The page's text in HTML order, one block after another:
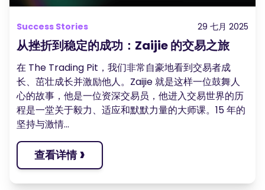
Success Stories 29 七月 2025
从挫折到稳定的成功：Zaijie 的交易之旅
在 The Trading Pit，我们非常自豪地看到交易者成
长、茁壮成长并激励他人。Zaijie 就是这样一位鼓舞人
心的故事，他是一位资深交易员，他进入交易世界的历
程是一堂关于毅力、适应和默默力量的大师课。15 年的
坚持与激情...
查看详情 ›